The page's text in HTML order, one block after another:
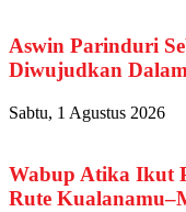
Aswin Parinduri
Diwujudkan
Sabtu, 1 Agustus 2026
Wabup Atika Ikut
Rute